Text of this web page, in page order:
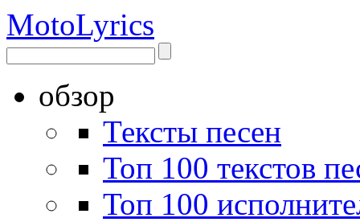
MotoLyrics
обзор
Тексты песен
Топ 100 текстов
Топ 100